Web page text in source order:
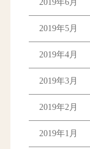
2019年6月
2019年5月
2019年4月
2019年3月
2019年2月
2019年1月